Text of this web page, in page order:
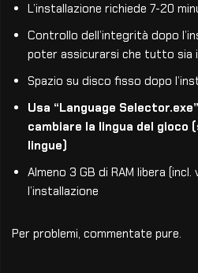
L’installazione richiede 7-20
Controllo dell’integrità dopo
poter assicurarsi che tutto
Spazio su disco fisso dopo
Usa “Language
cambiare la lingua del gioco
lingue)
Almeno 3 GB di RAM libera
l’installazione
Per problemi, commentate pure.